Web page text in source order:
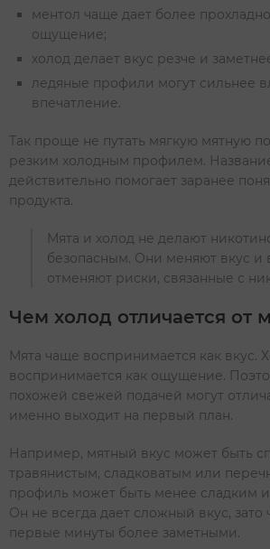
ментол чаще дает более
ощущение;
холод делает вкус резче и
ледяные профили могут сильнее
впечатление.
Так проще не путать мягкую мятную
резким холодным профилем.
действительно помогает заранее
продукта.
Мята и холод не делают
безопасным. Они меняют вкус и
отменяют риски, связанные с
Чем холод отличается от
Мята чаще воспринимается как вкус.
воспринимается как ощущение.
похожей свежей подачей могут
именно выходит на первый план.
Например, мятный вкус может быть
травянистым, сладковатым или
профиль может быть менее сладким
Он не всегда дает сложный вкус, зато
первые минуты более заметными.